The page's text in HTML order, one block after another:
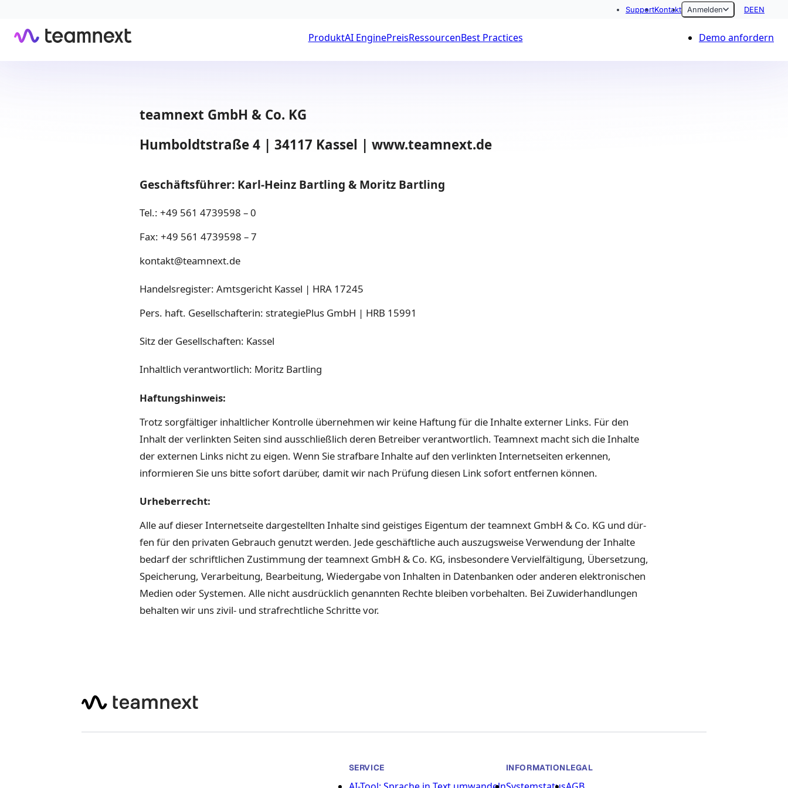
SupportKontakt Anmelden DEEN
ProduktAI EnginePreisRessourcenBest Practices Demo anfordern
teamnext GmbH & Co. KG
Humboldtstraße 4 | 34117 Kassel | www.teamnext.de
Geschäfts­führer: Karl-Heinz Bartling & Moritz Bartling
Tel.: +49 561 4739598 – 0
Fax: +49 561 4739598 – 7
kontakt@teamnext.de
Han­del­sreg­is­ter: Amts­gericht Kas­sel | HRA 17245
Pers. haft. Gesellschaf­terin: strate­giePlus GmbH | HRB 15991
Sitz der Gesellschaften: Kassel
Inhaltlich ver­ant­wortlich: Moritz Bartling
Haf­tung­sh­in­weis:
Trotz sorgfältiger inhaltlicher Kon­trolle übernehmen wir keine Haf­tung für die Inhalte externer Links. Für den
Inhalt der ver­link­ten Seiten sind ausschließlich deren Betreiber ver­ant­wortlich. Teamnext macht sich die Inhalte
der exter­nen Links nicht zu eigen. Wenn Sie straf­bare Inhalte auf den verlink­ten Inter­net­seiten erken­nen,
informieren Sie uns bitte sofort darüber, damit wir nach Prü­fung diesen Link sofort ent­fer­nen können.
Urhe­ber­recht:
Alle auf dieser Inter­net­seite dargestell­ten Inhalte sind geistiges Eigen­tum der teamnext GmbH & Co. KG und dür­
fen für den pri­vaten Gebrauch genutzt wer­den. Jede geschäftliche auch auszugsweise Ver­wen­dung der Inhalte
bedarf der schriftlichen Zus­tim­mung der teamnext GmbH & Co. KG, ins­besondere Vervielfäl­ti­gung, Über­set­zung,
Spe­icherung, Ver­ar­beitung, Bear­beitung, Wieder­gabe von Inhal­ten in Daten­banken oder anderen elek­tro­n­is­chen
Medien oder Sys­te­men. Alle nicht aus­drück­lich genan­nten Rechte bleiben vor­be­hal­ten. Bei Zuwider­hand­lun­gen
behal­ten wir uns zivil- und strafrechtliche Schritte vor.
SERVICE INFORMATIONLEGAL